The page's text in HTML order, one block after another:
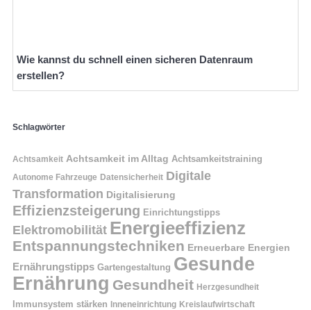
Wie kannst du schnell einen sicheren Datenraum
erstellen?
Schlagwörter
Achtsamkeit Achtsamkeit im Alltag Achtsamkeitstraining
Autonome Fahrzeuge Datensicherheit Digitale
Transformation Digitalisierung
Effizienzsteigerung Einrichtungstipps
Elektromobilität Energieeffizienz
Entspannungstechniken Erneuerbare Energien
Ernährungstipps Gartengestaltung Gesunde
Ernährung Gesundheit Herzgesundheit
Immunsystem stärken Inneneinrichtung Kreislaufwirtschaft